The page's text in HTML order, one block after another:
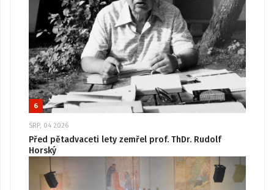
6
SRP, 04 2026
Před pětadvaceti lety zemřel prof. ThDr. Rudolf
Horský